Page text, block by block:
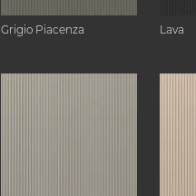
Grigio Piacenza Lava